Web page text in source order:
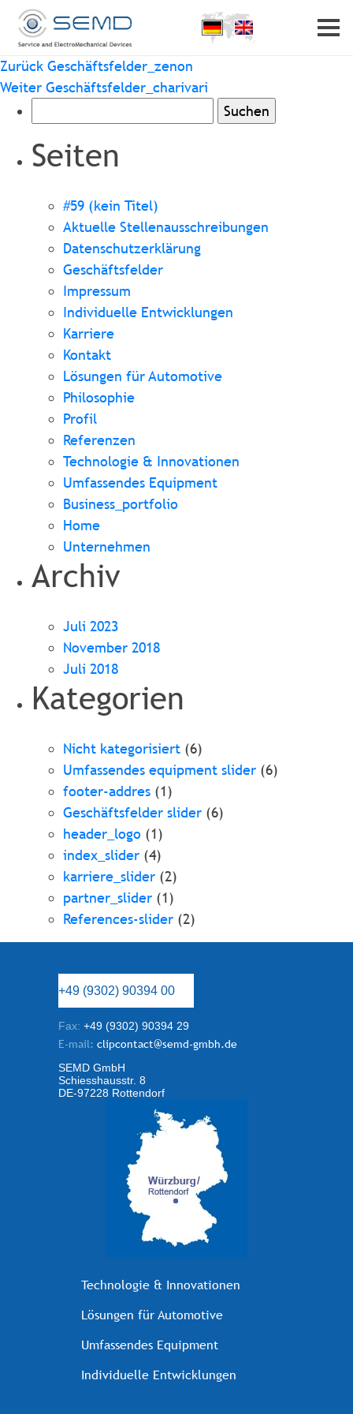
Kontakt
Beitragsnavigation
Vorheriger
Beitrag
Zurück Geschäftsfelder_zenon
Nächster
Beitrag
Weiter Geschäftsfelder_charivari
nach:
Seiten
#59 (kein Titel)
Aktuelle Stellenausschreibungen
Datenschutzerklärung
Geschäftsfelder
Impressum
Individuelle Entwicklungen
Karriere
Kontakt
Lösungen für Automotive
Philosophie
Profil
Referenzen
Technologie & Innovationen
Umfassendes Equipment
Business_portfolio
Home
Unternehmen
Archiv
Juli 2023
November 2018
Juli 2018
Kategorien
Nicht kategorisiert (6)
Umfassendes equipment slider (6)
footer-addres (1)
Geschäftsfelder slider (6)
header_logo (1)
index_slider (4)
karriere_slider (2)
partner_slider (1)
References-slider (2)
+49 (9302) 90394 00
Fax: +49 (9302) 90394 29
E-mail: clipcontact@semd-gmbh.de
SEMD GmbH
Schiesshausstr. 8
DE-97228 Rottendorf
Technologie & Innovationen
Lösungen für Automotive
Umfassendes Equipment
Individuelle Entwicklungen